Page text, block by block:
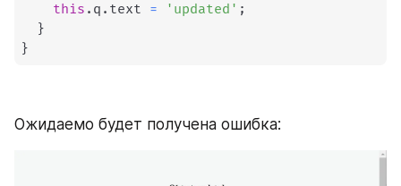
this . q . text = 'updated' ;
}
}
Ожидаемо будет получена ошибка: